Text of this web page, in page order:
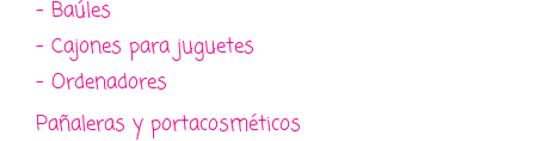
- Baúles
- Cajones para juguetes
- Ordenadores
Pañaleras y portacosméticos